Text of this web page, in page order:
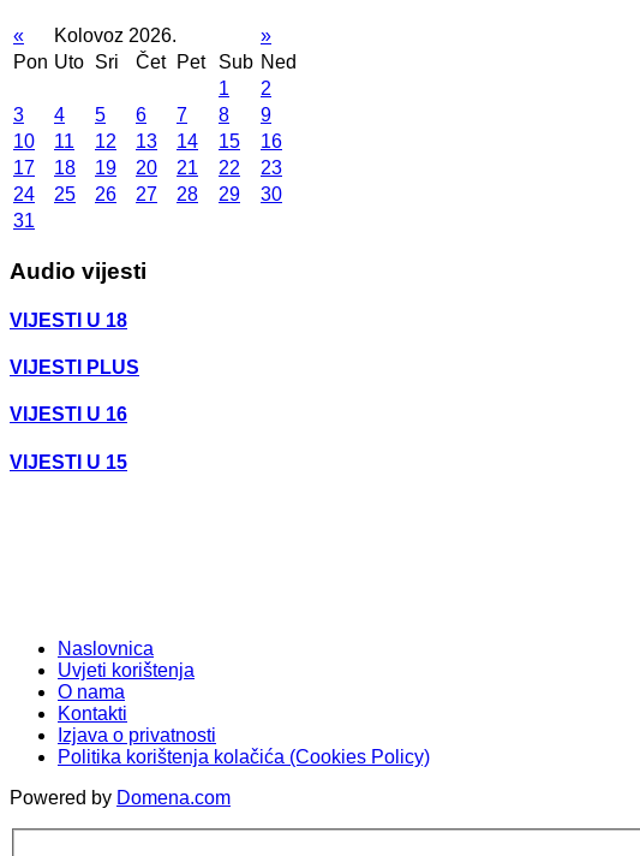
« Kolovoz 2026.
»
Pon Uto Sri Čet Pet Sub Ned
1
2
3
4 5 6 7 8
9
10
11 12 13 14 15
16
17
18 19 20 21 22
23
24
25 26 27 28 29
30
31
Audio vijesti
VIJESTI U 18
VIJESTI PLUS
VIJESTI U 16
VIJESTI U 15
Naslovnica
Uvjeti korištenja
O nama
Kontakti
Izjava o privatnosti
Politika korištenja kolačića (Cookies Policy)
Powered by Domena.com